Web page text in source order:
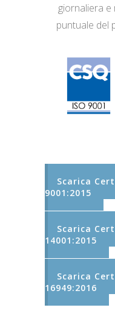
giornaliera e
puntuale del
Scarica
9001:2015
Scarica
14001:2015
Scarica
16949:2016